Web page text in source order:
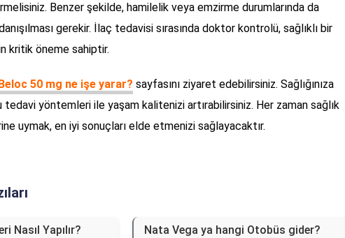
Benzer şekilde, hamilelik veya emzirme durumlarında da
gerekir. İlaç tedavisi sırasında doktor kontrolü, sağlıklı bir
kritik öneme sahiptir.
Beloc 50 mg ne işe yarar? sayfasını ziyaret edebilirsiniz. Sağlığınıza
yöntemleri ile yaşam kalitenizi artırabilirsiniz. Her zaman sağlık
uymak, en iyi sonuçları elde etmenizi sağlayacaktır.
Nasıl Yapılır? Nata Vega ya hangi Otobüs gider?